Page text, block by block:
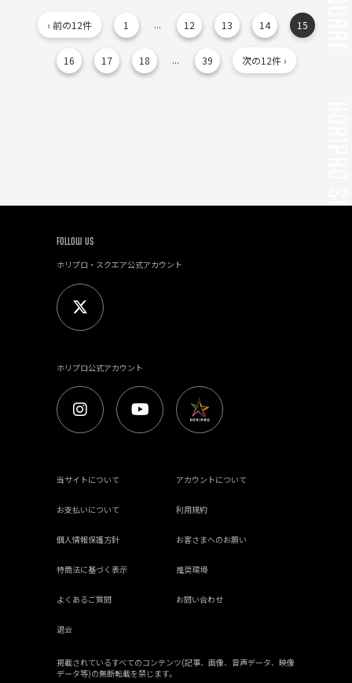
‹ 前の12件 1 ... 12 13 14 15
16 17 18 ... 39 次の12件 ›
FOLLOW US
ホリプロ・スクエア公式アカウント
ホリプロ公式アカウント
当サイトについて アカウントについて
お支払いについて 利用規約
個人情報保護方針 お客さまへのお願い
特商法に基づく表示 推奨環境
よくあるご質問 お問い合わせ
退会
掲載されているすべてのコンテンツ(記事、画像、音声データ、映像
データ等)の無断転載を禁じます。